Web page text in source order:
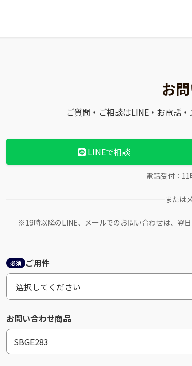
お
ご質問・ご相談はLINE・お電話
LINEで相談
電話受付：11
または
※19時以降のLINE、メールでのお問い合わせは、翌
必須 ご用件
お問い合わせ商品